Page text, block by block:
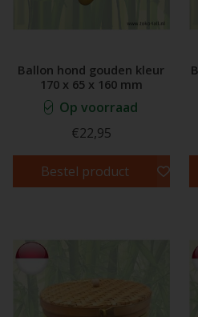
Ballon hond gouden kleur
170 x 65 x 160 mm
Op voorraad
€22,95
Bestel product